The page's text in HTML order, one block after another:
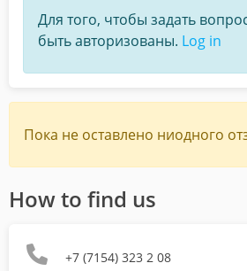
Для того, чтобы задать
быть авторизованы. Log in
Пока не оставлено ниодного
How to find us
+7 (7154) 323 2 08